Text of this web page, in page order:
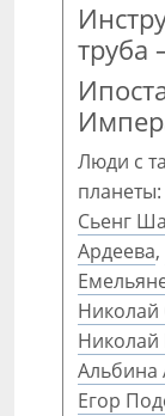
труба
Люди с
планеты:
Сьенг
Ардеева,
Николай
Николай
Альбина
Егор